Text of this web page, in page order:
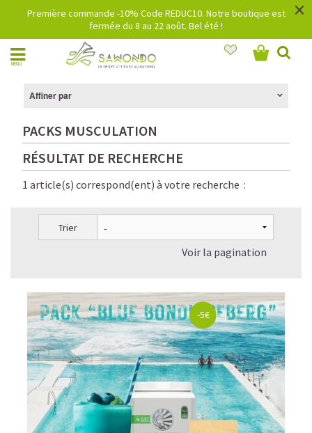
Première commande -10% Code REDUC10. Notre boutique est
fermée du 8 au 22 août. Bel été !
×
MENU
Affiner par
PACKS MUSCULATION
RÉSULTAT DE RECHERCHE
1 article(s) correspond(ent) à votre recherche :
Trier
Voir la pagination
-5€